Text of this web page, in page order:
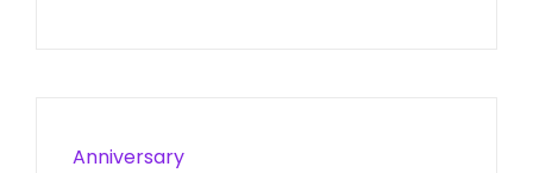
Anniversary